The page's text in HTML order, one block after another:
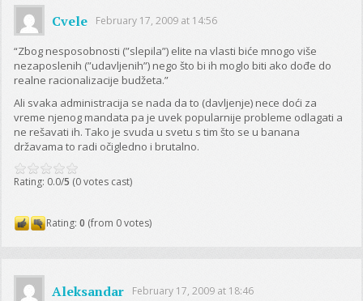
Cvele February 17, 2009 at 14:56
“Zbog nesposobnosti (”slepila”) elite na vlasti biće mnogo više
nezaposlenih (”udavljenih”) nego što bi ih moglo biti ako dođe do
realne racionalizacije budžeta.”
Ali svaka administracija se nada da to (davljenje) nece doći za
vreme njenog mandata pa je uvek popularnije probleme odlagati a
ne rešavati ih. Tako je svuda u svetu s tim što se u banana
državama to radi očigledno i brutalno.
Rating: 0.0/5 (0 votes cast)
Rating:0 (from 0 votes)
Aleksandar February 17, 2009 at 18:46